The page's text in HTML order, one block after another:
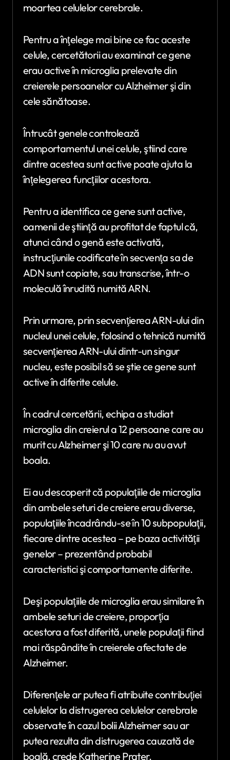
moartea celulelor cerebrale.
Pentru a înţelege mai bine ce fac aceste
celule, cercetătorii au examinat ce gene
erau active în microglia prelevate din
creierele persoanelor cu Alzheimer şi din
cele sănătoase.
Întrucât genele controlează
comportamentul unei celule, ştiind care
dintre acestea sunt active poate ajuta la
înţelegerea funcţiilor acestora.
Pentru a identifica ce gene sunt active,
oamenii de ştiinţă au profitat de faptul că,
atunci când o genă este activată,
instrucţiunile codificate în secvenţa sa de
ADN sunt copiate, sau transcrise, într-o
moleculă înrudită numită ARN.
Prin urmare, prin secvenţierea ARN-ului din
nucleul unei celule, folosind o tehnică numită
secvenţierea ARN-ului dintr-un singur
nucleu, este posibil să se ştie ce gene sunt
active în diferite celule.
În cadrul cercetării, echipa a studiat
microglia din creierul a 12 persoane care au
murit cu Alzheimer şi 10 care nu au avut
boala.
Ei au descoperit că populaţiile de microglia
din ambele seturi de creiere erau diverse,
populaţiile încadrându-se în 10 subpopulaţii,
fiecare dintre acestea – pe baza activităţii
genelor – prezentând probabil
caracteristici şi comportamente diferite.
Deşi populaţiile de microglia erau similare în
ambele seturi de creiere, proporţia
acestora a fost diferită, unele populaţii fiind
mai răspândite în creierele afectate de
Alzheimer.
Diferenţele ar putea fi atribuite contribuţiei
celulelor la distrugerea celulelor cerebrale
observate în cazul bolii Alzheimer sau ar
putea rezulta din distrugerea cauzată de
boală, crede Katherine Prater.